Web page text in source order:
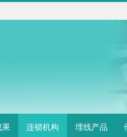
果 连锁机构 埋线产品